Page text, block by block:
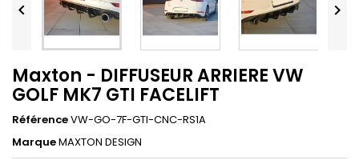
 
Maxton - DIFFUSEUR ARRIERE VW
GOLF MK7 GTI FACELIFT
RéférenceVW-GO-7F-GTI-CNC-RS1A
MarqueMAXTON DESIGN